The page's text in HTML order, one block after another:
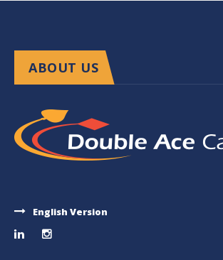
ABOUT US
English Version